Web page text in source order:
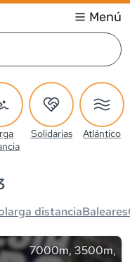
Menú
Solidarias Atlántico
larga distanciaBaleares
7000m, 3500m,